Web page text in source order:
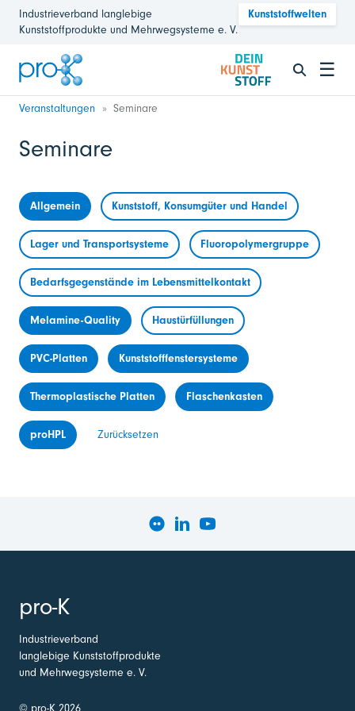
Industrieverband langlebige
Kunststoffprodukte und Mehrwegsysteme e. V.
Kunststoffwelten
☰
Veranstaltungen Seminare
Seminare
Allgemein Kunststoff, Konsumgüter und Handel
Lager und Transportsysteme Fluoropolymergruppe
Bedarfsgegenstände im Lebensmittelkontakt
Melamine-Quality Haustürfüllungen
PVC-Platten Kunststofffenstersysteme
Thermoplastische Platten Flaschenkasten
proHPL Zurücksetzen
pro-K
Industrieverband
langlebige Kunststoffprodukte
und Mehrwegsysteme e. V.
© pro-K 2026